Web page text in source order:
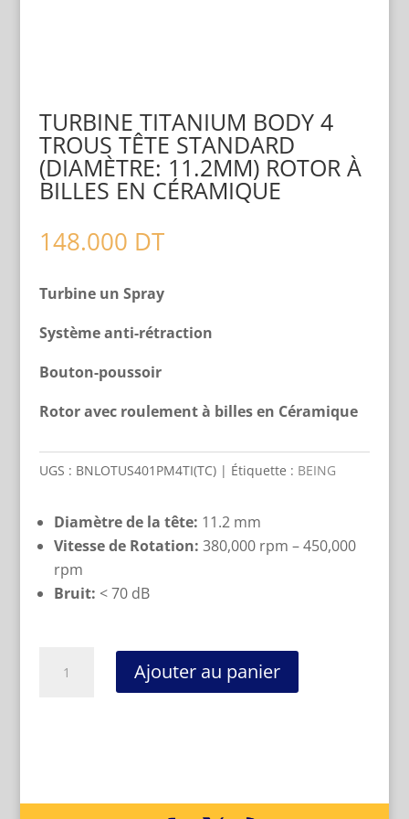
TURBINE TITANIUM BODY 4
TROUS TÊTE STANDARD
(DIAMÈTRE: 11.2MM) ROTOR À
BILLES EN CÉRAMIQUE
148.000 DT
Turbine un Spray
Système anti-rétraction
Bouton-poussoir
Rotor avec roulement à billes en Céramique
UGS : BNLOTUS401PM4TI(TC) Étiquette : BEING
Diamètre de la tête: 11.2 mm
Vitesse de Rotation: 380,000 rpm – 450,000
rpm
Bruit: < 70 dB
TROUS
Ajouter au panier